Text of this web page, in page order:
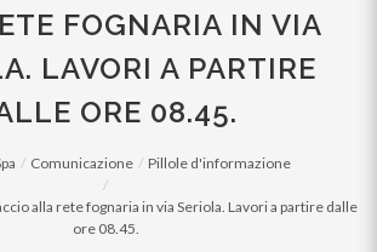
FOGNARIA IN VIA
LAVORI A PARTIRE
ORE 08.45.
Comunicazione Pillole d'informazione
alla rete fognaria in via Seriola. Lavori a partire dalle
ore 08.45.